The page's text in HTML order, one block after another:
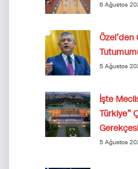
6 Ağustos
5 Ağustos
İşte
Türkiye”
Gerekçesi
5 Ağustos